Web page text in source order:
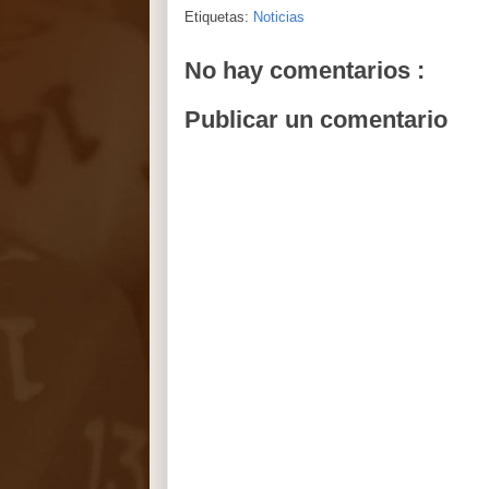
Etiquetas: Noticias
No hay comentarios :
Publicar un comentario